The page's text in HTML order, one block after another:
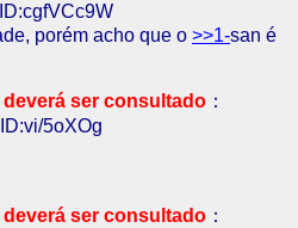
porém acho que o >>1-san é
ser consultado ：
5oXOg
ser consultado ：